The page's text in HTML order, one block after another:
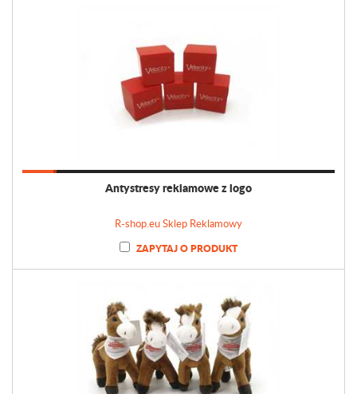
Antystresy reklamowe z logo
R-shop.eu Sklep Reklamowy
ZAPYTAJ O PRODUKT